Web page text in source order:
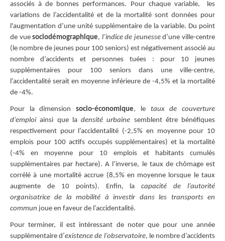
associés à de bonnes performances. Pour chaque variable, les
variations de l’accidentalité et de la mortalité sont données pour
l'augmentation d’une unité supplémentaire de la variable. Du point
de vuesociodémographique, l’indice de jeunessed’une ville-centre
(le nombre de jeunes pour 100 seniors) est négativement associé au
nombre d’accidents et personnes tuées : pour 10 jeunes
supplémentaires pour 100 seniors dans une ville-centre,
l’accidentalité serait en moyenne inférieure de -4,5% et la mortalité
de -4%.
Pour la dimension socio-économique, le taux de couverture
d’emploi ainsi que la densité urbaine semblent être bénéfiques
respectivement pour l’accidentalité (-2,5% en moyenne pour 10
emplois pour 100 actifs occupés supplémentaires) et la mortalité
(-4% en moyenne pour 10 emplois et habitants cumulés
supplémentaires par hectare). A l’inverse, le taux de chômage est
corrélé à une mortalité accrue (8,5% en moyenne lorsque le taux
augmente de 10 points). Enfin, lacapacité de l’autorité
organisatrice de la mobilité à investir dans les transports en
commun joue en faveur de l’accidentalité.
Pour terminer, il est intéressant de noter que pour une année
supplémentaire d’existence de l’observatoire, le nombre d’accidents